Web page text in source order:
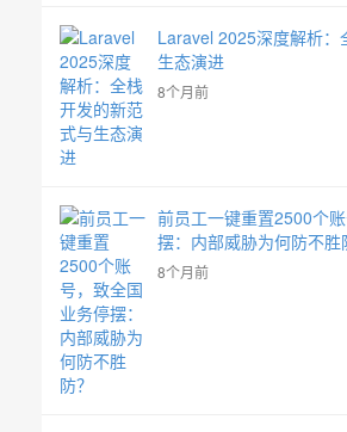
Laravel 2025深度解析：
生态演进
8个月前
前员工一键重置2500个
摆：内部威胁为何防不胜
8个月前